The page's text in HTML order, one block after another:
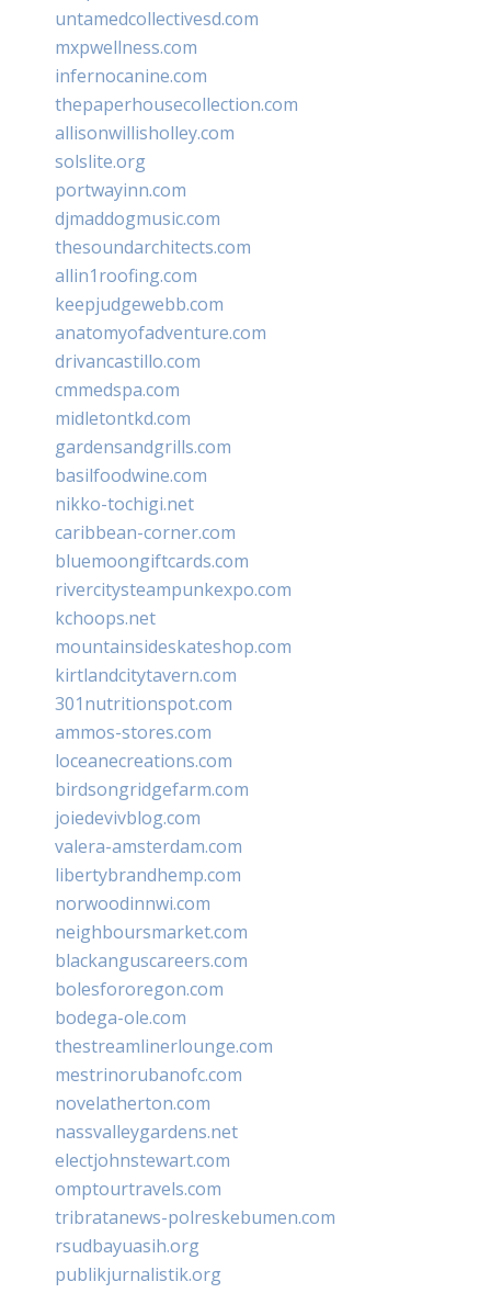
untamedcollectivesd.com
mxpwellness.com
infernocanine.com
thepaperhousecollection.com
allisonwillisholley.com
solslite.org
portwayinn.com
djmaddogmusic.com
thesoundarchitects.com
allin1roofing.com
keepjudgewebb.com
anatomyofadventure.com
drivancastillo.com
cmmedspa.com
midletontkd.com
gardensandgrills.com
basilfoodwine.com
nikko-tochigi.net
caribbean-corner.com
bluemoongiftcards.com
rivercitysteampunkexpo.com
kchoops.net
mountainsideskateshop.com
kirtlandcitytavern.com
301nutritionspot.com
ammos-stores.com
loceanecreations.com
birdsongridgefarm.com
joiedevivblog.com
valera-amsterdam.com
libertybrandhemp.com
norwoodinnwi.com
neighboursmarket.com
blackanguscareers.com
bolesfororegon.com
bodega-ole.com
thestreamlinerlounge.com
mestrinorubanofc.com
novelatherton.com
nassvalleygardens.net
electjohnstewart.com
omptourtravels.com
tribratanews-polreskebumen.com
rsudbayuasih.org
publikjurnalistik.org